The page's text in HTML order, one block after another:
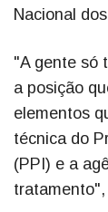
Nacional
"A gente só
a posição
elementos
técnica do
(PPI) e a